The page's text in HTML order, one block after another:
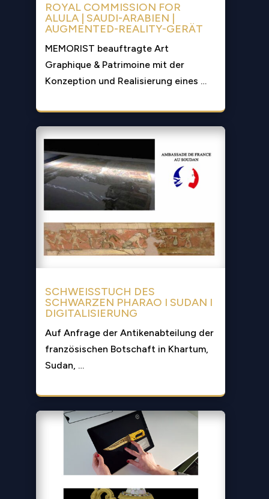
ROYAL COMMISSION FOR
ALULA | SAUDI-ARABIEN |
AUGMENTED-REALITY-GERÄT
MEMORIST beauftragte Art
Graphique & Patrimoine mit der
Konzeption und Realisierung eines …
SCHWEISSTUCH DES S
CHWARZEN PHARAO I SUDAN I D
IGITALISIERUNG
Auf Anfrage der Antikenabteilung der
französischen Botschaft in Khartum,
Sudan, …